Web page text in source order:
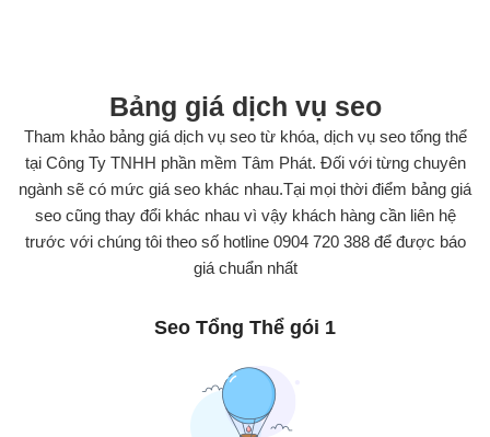
Bảng giá dịch vụ seo
Tham khảo bảng giá dịch vụ seo từ khóa, dịch vụ seo tổng thể
tại Công Ty TNHH phần mềm Tâm Phát. Đối với từng chuyên
ngành sẽ có mức giá seo khác nhau.Tại mọi thời điểm bảng giá
seo cũng thay đổi khác nhau vì vậy khách hàng cần liên hệ
trước với chúng tôi theo số hotline 0904 720 388 để được báo
giá chuẩn nhất
Seo Tổng Thể gói 1